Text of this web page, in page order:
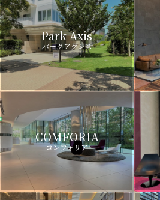
Park Axis
パークアクシス
COMFORIA
コンフォリア